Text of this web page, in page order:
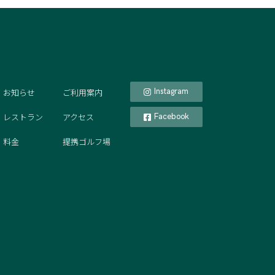
お知らせ
レストラン
料金
ご利用案内
アクセス
提携ゴルフ場
Instagram
Facebook